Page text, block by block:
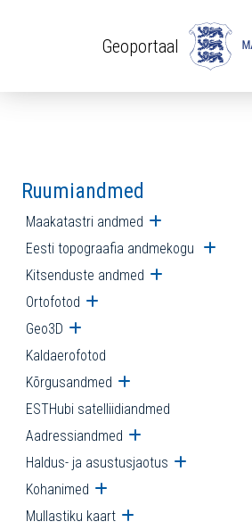
Geoportaal
Ruumiandmed
Maakatastri andmed Ava
Eesti topograafia andmekogu Ava
Kitsenduste andmed Ava
Ortofotod Ava alammenüü
Geo3D Ava alammenüü
Kaldaerofotod
Kõrgusandmed Ava alammenüü
ESTHubi satelliidiandmed
Aadressiandmed Ava alammenüü
Haldus- ja asustusjaotus Ava
Kohanimed Ava alammenüü
Mullastiku kaart Ava alammenüü